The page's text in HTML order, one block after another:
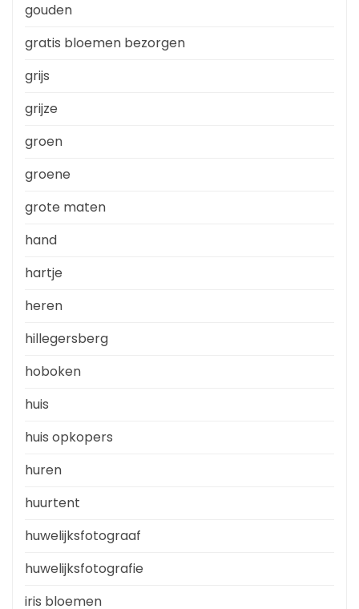
gouden
gratis bloemen bezorgen
grijs
grijze
groen
groene
grote maten
hand
hartje
heren
hillegersberg
hoboken
huis
huis opkopers
huren
huurtent
huwelijksfotograaf
huwelijksfotografie
iris bloemen